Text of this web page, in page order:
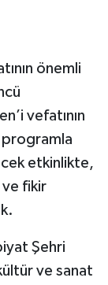
önemli
vefatının
programla
etkinlikte,
ve fikir
Şehri
ve sanat